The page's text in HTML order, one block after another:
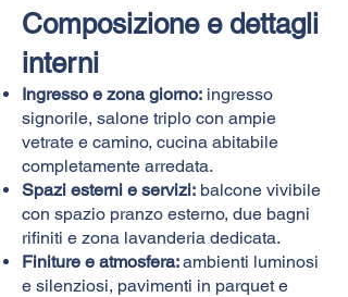
Composizione e dettagli
interni
Ingresso e zona giorno: ingresso
signorile, salone triplo con ampie
vetrate e camino, cucina abitabile
completamente arredata.
Spazi esterni e servizi: balcone vivibile
con spazio pranzo esterno, due bagni
rifiniti e zona lavanderia dedicata.
Finiture e atmosfera:ambienti luminosi
e silenziosi, pavimenti in parquet e